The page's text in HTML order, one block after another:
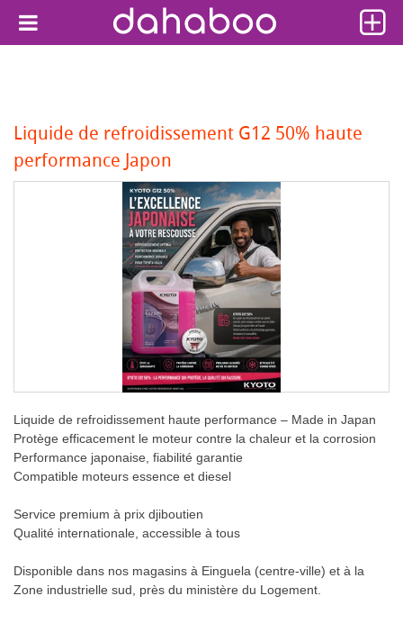
Liquide de refroidissement G12 50% haute
performance Japon
Liquide de refroidissement haute performance – Made in Japan
Protège efficacement le moteur contre la chaleur et la corrosion
Performance japonaise, fiabilité garantie
Compatible moteurs essence et diesel
Service premium à prix djiboutien
Qualité internationale, accessible à tous
Disponible dans nos magasins à Einguela (centre-ville) et à la
Zone industrielle sud, près du ministère du Logement.